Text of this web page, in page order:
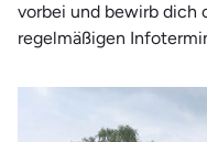
vorbei und bewirb dich
regelmäßigen